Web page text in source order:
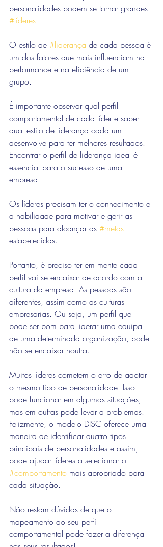
personalidades podem se tornar grandes
#líderes.
O estilo de #liderança de cada pessoa é
um dos fatores que mais influenciam na
performance e na eficiência de um
grupo.
É importante observar qual perfil
comportamental de cada líder e saber
qual estilo de liderança cada um
desenvolve para ter melhores resultados.
Encontrar o perfil de liderança ideal é
essencial para o sucesso de uma
empresa.
Os líderes precisam ter o conhecimento e
a habilidade para motivar e gerir as
pessoas para alcançar as #metas
estabelecidas.
Portanto, é preciso ter em mente cada
perfil vai se encaixar de acordo com a
cultura da empresa. As pessoas são
diferentes, assim como as culturas
empresarias. Ou seja, um perfil que
pode ser bom para liderar uma equipa
de uma determinada organização, pode
não se encaixar noutra.
Muitos líderes cometem o erro de adotar
o mesmo tipo de personalidade. Isso
pode funcionar em algumas situações,
mas em outras pode levar a problemas.
Felizmente, o modelo DISC oferece uma
maneira de identificar quatro tipos
principais de personalidades e assim,
pode ajudar líderes a selecionar o
#comportamento mais apropriado para
cada situação.
Não restam dúvidas de que o
mapeamento do seu perfil
comportamental pode fazer a diferença